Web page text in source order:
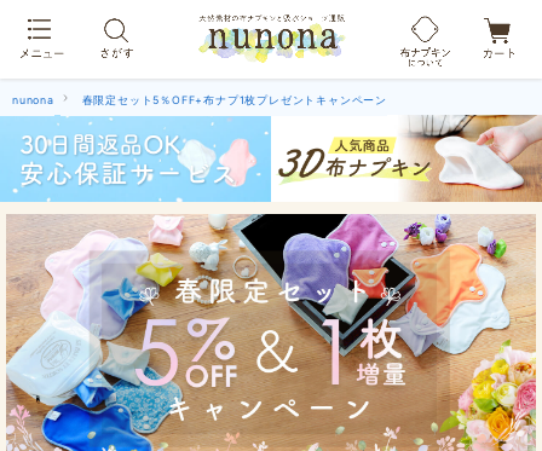
nunona 春限定セット5％OFF+布ナプ1枚プレゼントキャンペーン